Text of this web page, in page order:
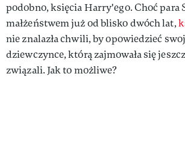
podobno, księcia Harry'ego. Choć para
małżeństwem już od blisko dwóch lat,
nie znalazła chwili, by opowiedzieć
dziewczynce, którą zajmowała się
związali. Jak to możliwe?